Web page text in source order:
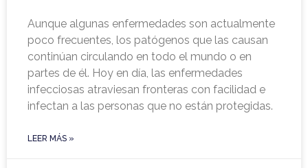
Aunque algunas enfermedades son actualmente
poco frecuentes, los patógenos que las causan
continúan circulando en todo el mundo o en
partes de él. Hoy en día, las enfermedades
infecciosas atraviesan fronteras con facilidad e
infectan a las personas que no están protegidas.
LEER MÁS »